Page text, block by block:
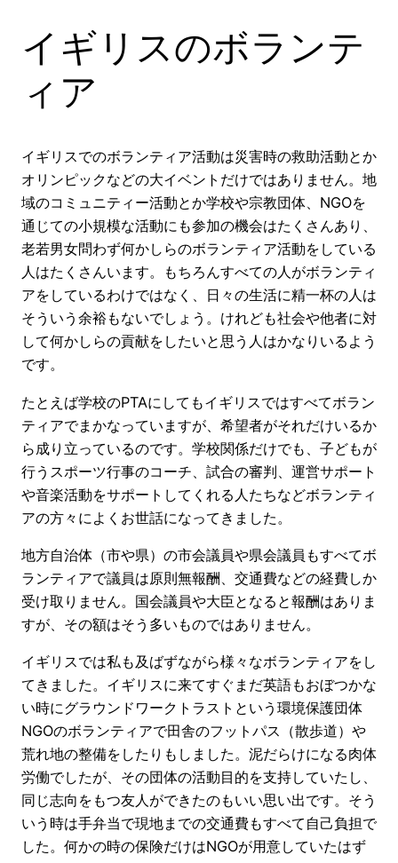
イギリスのボランテ
ィア
イギリスでのボランティア活動は災害時の救助活動とか
オリンピックなどの大イベントだけではありません。地
域のコミュニティー活動とか学校や宗教団体、NGOを
通じての小規模な活動にも参加の機会はたくさんあり、
老若男女問わず何かしらのボランティア活動をしている
人はたくさんいます。もちろんすべての人がボランティ
アをしているわけではなく、日々の生活に精一杯の人は
そういう余裕もないでしょう。けれども社会や他者に対
して何かしらの貢献をしたいと思う人はかなりいるよう
です。
たとえば学校のPTAにしてもイギリスではすべてボラン
ティアでまかなっていますが、希望者がそれだけいるか
ら成り立っているのです。学校関係だけでも、子どもが
行うスポーツ行事のコーチ、試合の審判、運営サポート
や音楽活動をサポートしてくれる人たちなどボランティ
アの方々によくお世話になってきました。
地方自治体（市や県）の市会議員や県会議員もすべてボ
ランティアで議員は原則無報酬、交通費などの経費しか
受け取りません。国会議員や大臣となると報酬はありま
すが、その額はそう多いものではありません。
イギリスでは私も及ばずながら様々なボランティアをし
てきました。イギリスに来てすぐまだ英語もおぼつかな
い時にグラウンドワークトラストという環境保護団体
NGOのボランティアで田舎のフットパス（散歩道）や
荒れ地の整備をしたりもしました。泥だらけになる肉体
労働でしたが、その団体の活動目的を支持していたし、
同じ志向をもつ友人ができたのもいい思い出です。そう
いう時は手弁当で現地までの交通費もすべて自己負担で
した。何かの時の保険だけはNGOが用意していたはず